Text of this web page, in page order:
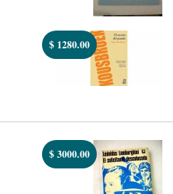
$ 1280.00
$3000.00